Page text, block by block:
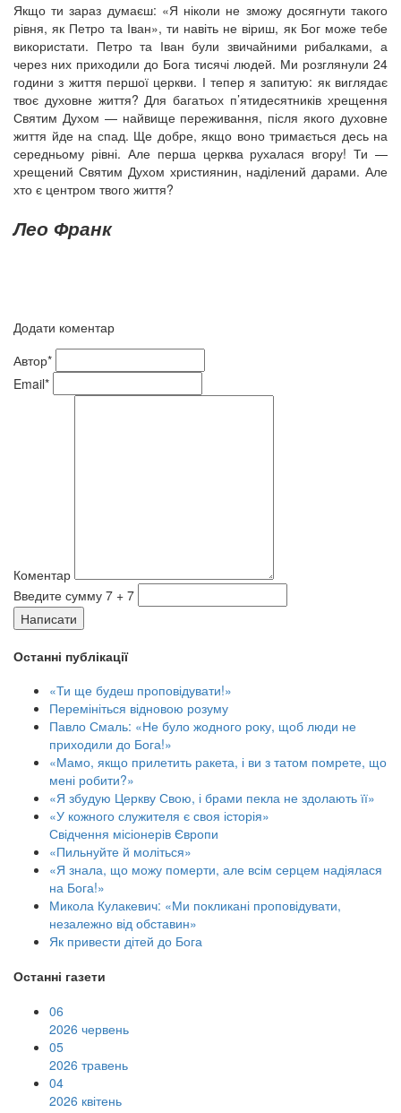
Якщо ти зараз думаєш: «Я ніколи не зможу досягнути такого
рівня, як Петро та Іван», ти навіть не віриш, як Бог може тебе
використати. Петро та Іван були звичайними рибалками, а
через них приходили до Бога тисячі людей. Ми розглянули 24
години з життя першої церкви. І тепер я запитую: як виглядає
твоє духовне життя? Для багатьох п’ятидесятників хрещення
Святим Духом — найвище переживання, після якого духовне
життя йде на спад. Ще добре, якщо воно тримається десь на
середньому рівні. Але перша церква рухалася вгору! Ти —
хрещений Святим Духом християнин, наділений дарами. Але
хто є центром твого життя?
Лео Франк
Додати коментар
Автор*
Email*
Коментар
Введите сумму 7 + 7
Написати
Останні публікації
«Ти ще будеш проповідувати!»
Перемініться відновою розуму
Павло Смаль: «Не було жодного року, щоб люди не
приходили до Бога!»
«Мамо, якщо прилетить ракета, і ви з татом помрете, що
мені робити?»
«Я збудую Церкву Свою, і брами пекла не здолають її»
«У кожного служителя є своя історія»
Свідчення місіонерів Європи
«Пильнуйте й моліться»
«Я знала, що можу померти, але всім серцем надіялася
на Бога!»
Микола Кулакевич: «Ми покликані проповідувати,
незалежно від обставин»
Як привести дітей до Бога
Останні газети
06
2026 червень
05
2026 травень
04
2026 квітень